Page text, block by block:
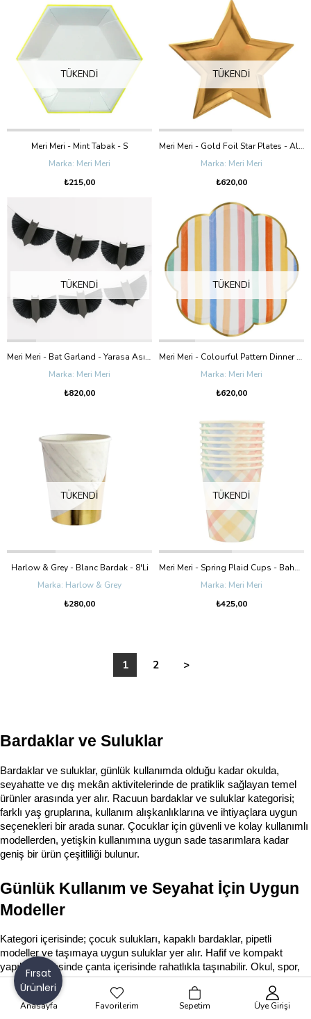
TÜKENDI
Meri Meri - Mint Tabak - S
Meri Meri
₺215,00
TÜKENDI
Meri Meri - Gold Foil Star Plates - Altın Folyo Yıldız Tabak
Meri Meri
₺620,00
TÜKENDI
Meri Meri - Bat Garland - Yarasa Asılan Süs
Meri Meri
₺820,00
TÜKENDI
Meri Meri - Colourful Pattern Dinner Plates - Renkli Desenler Tabaklar - L - 8'Li
Meri Meri
₺620,00
TÜKENDI
Harlow & Grey - Blanc Bardak - 8'Li
Harlow & Grey
₺280,00
TÜKENDI
Meri Meri - Spring Plaid Cups - Bahar Yeri Bardaklar - 8'Li
Meri Meri
₺425,00
1 2 >
Bardaklar ve Suluklar
Bardaklar ve suluklar, günlük kullanımda olduğu kadar okulda,
seyahatte ve dış mekân aktivitelerinde de pratiklik sağlayan temel
ürünler arasında yer alır. Racuun bardaklar ve suluklar kategorisi;
farklı yaş gruplarına, kullanım alışkanlıklarına ve ihtiyaçlara uygun
seçenekleri bir arada sunar. Çocuklar için güvenli ve kolay kullanımlı
modellerden, yetişkin kullanımına uygun sade tasarımlara kadar
geniş bir ürün çeşitliliği bulunur.
Günlük Kullanım ve Seyahat İçin Uygun
Modeller
Kategori içerisinde; çocuk sulukları, kapaklı bardaklar, pipetli
modeller ve taşımaya uygun suluklar yer alır. Hafif ve kompakt
yapıları sayesinde çanta içerisinde rahatlıkla taşınabilir. Okul, spor,
yolculuk veya ev içi kullanım gibi farklı senaryolara uyum sağlayan
modeller, içeceklerin güvenle taşınmasına yardımcı olur.
Fırsat
Ürünleri
Anasayfa Favorilerim Sepetim Üye Girişi